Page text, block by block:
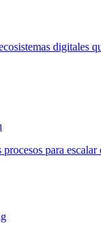
digitales
para